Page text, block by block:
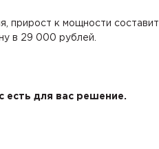
прирост к мощности составит
в 29 000 рублей.
есть для вас решение.